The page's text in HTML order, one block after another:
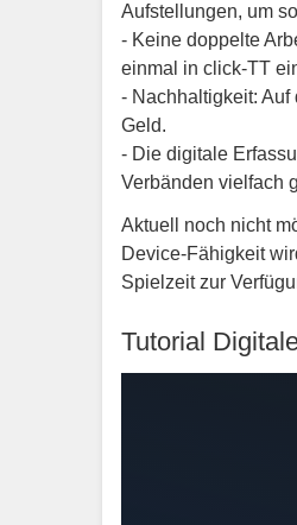
Aufstellungen, um
- Keine doppelte
einmal in click-TT
- Nachhaltigkeit:
Geld.
- Die digitale
Verbänden vielfach
Aktuell noch nicht
Device-Fähigkeit
Spielzeit zur
Tutorial